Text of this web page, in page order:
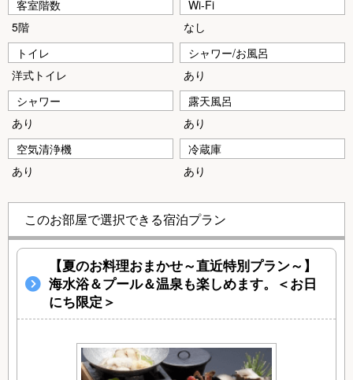
客室階数
5階
Wi-Fi
なし
トイレ
洋式トイレ
シャワー/お風呂
あり
シャワー
あり
露天風呂
あり
空気清浄機
あり
冷蔵庫
あり
このお部屋で選択できる宿泊プラン
【夏のお料理おまかせ～直近特別プラン～】
海水浴＆プール＆温泉も楽しめます。＜お日
にち限定＞